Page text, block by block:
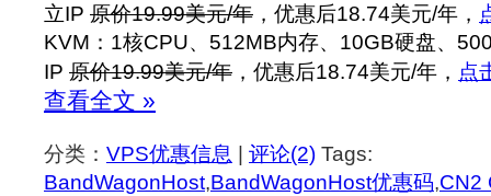
立IP 原价19.99美元/年 ，优惠后18.74美元/年，
KVM：1核CPU、512MB内存、10GB硬盘、
IP 原价19.99美元/年 ，优惠后18.74美元/年， 点
查看全文 »
分类： VPS优惠信息 评论(2) Tags:
BandWagonHost,BandWagonHost优惠码,CN2